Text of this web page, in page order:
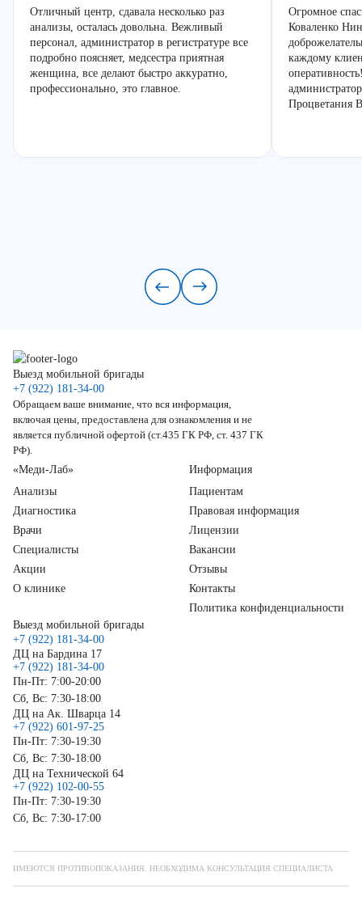
Отличный центр, сдавала несколько раз
анализы, осталась довольна. Вежливый
персонал, администратор в регистратуре все
подробно поясняет, медсестра приятная
женщина, все делают быстро аккуратно,
профессионально, это главное.
Огромное
Коваленко
каждому
Выезд мобильной бригады
+7 (922) 181-34-00
Обращаем ваше внимание, что вся информация,
включая цены, предоставлена для ознакомления и не
является публичной офертой (ст.435 ГК РФ, ст. 437 ГК
РФ).
«Меди-Лаб»
Анализы
Диагностика
Врачи
Специалисты
Акции
О клинике
Информация
Пациентам
Правовая информация
Лицензии
Вакансии
Отзывы
Контакты
Политика конфиденциальности
Выезд мобильной бригады
+7 (922) 181-34-00
ДЦ на Бардина 17
+7 (922) 181-34-00
Пн-Пт: 7:00-20:00
Сб, Вс: 7:30-18:00
ДЦ на Ак. Шварца 14
+7 (922) 601-97-25
Пн-Пт: 7:30-19:30
Сб, Вс: 7:30-18:00
ДЦ на Технической 64
+7 (922) 102-00-55
Пн-Пт: 7:30-19:30
Сб, Вс: 7:30-17:00
ИМЕЮТСЯ ПРОТИВОПОКАЗАНИЯ. НЕОБХОДИМА КОНСУЛЬТАЦИЯ СПЕЦИАЛИСТА